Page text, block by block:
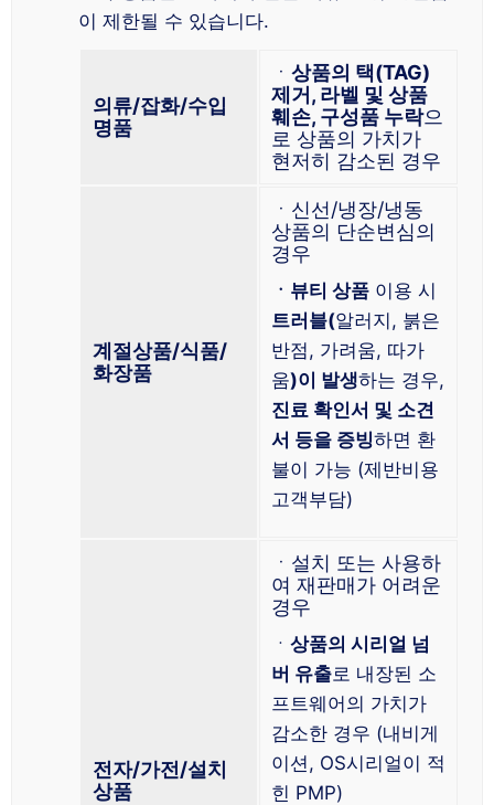
이 제한될 수 있습니다.
의류/잡화/수입
명품
ㆍ 상품의 택(TAG)
제거, 라벨 및 상품
훼손, 구성품 누락으
로 상품의 가치가
현저히 감소된 경우
계절상품/식품/
화장품
ㆍ신선/냉장/냉동
상품의 단순변심의
경우
ㆍ뷰티 상품 이용 시
트러블(알러지, 붉은
반점, 가려움, 따가
움)이 발생하는 경우,
진료 확인서 및 소견
서 등을 증빙하면 환
불이 가능 (제반비용
고객부담)
전자/가전/설치
상품
ㆍ설치 또는 사용하
여 재판매가 어려운
경우
ㆍ 상품의 시리얼 넘
버 유출로 내장된 소
프트웨어의 가치가
감소한 경우 (내비게
이션, OS시리얼이 적
힌 PMP)